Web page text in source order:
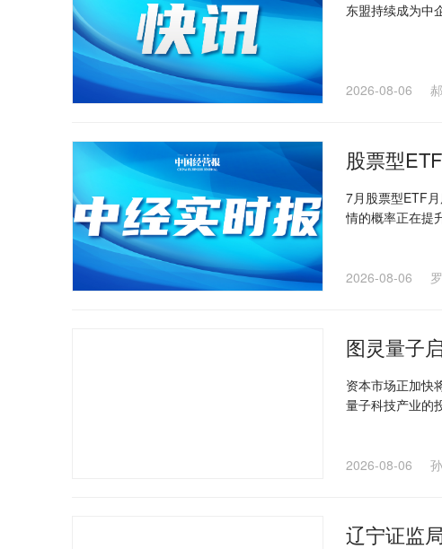
东盟持续成为中
2026-08-06
股票型
7月股票型ETF
情的概率正在提
2026-08-06
图灵量子
资本市场正加快
量子科技产业的
2026-08-06
辽宁证监